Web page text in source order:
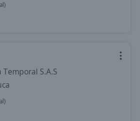
Temporal S.A.S